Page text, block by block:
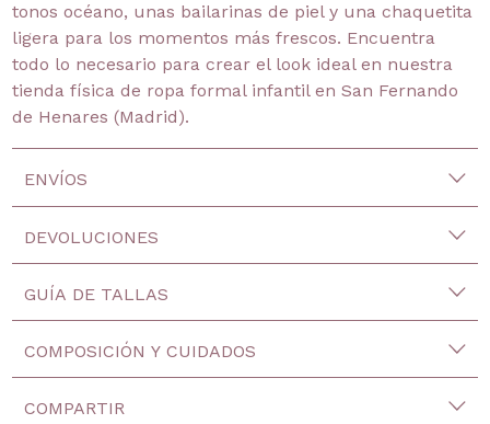
tonos océano, unas bailarinas de piel y una chaquetita
ligera para los momentos más frescos. Encuentra
todo lo necesario para crear el look ideal en nuestra
tienda física de ropa formal infantil en San Fernando
de Henares (Madrid).
ENVÍOS
DEVOLUCIONES
GUÍA DE TALLAS
COMPOSICIÓN Y CUIDADOS
COMPARTIR